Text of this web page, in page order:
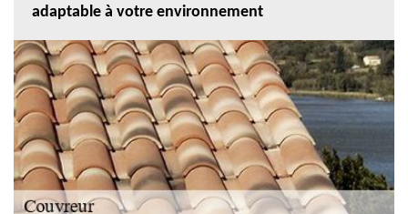
adaptable à votre environnement